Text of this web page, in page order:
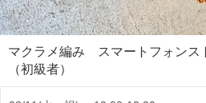
マクラメ編み スマートフォンス
（初級者）